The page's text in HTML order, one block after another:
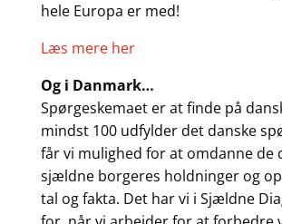
hele Europa er med!
Læs mere her
Og i Danmark…
Spørgeskemaet er at finde på
mindst 100 udfylder det danske
får vi mulighed for at omdanne de
sjældne borgeres holdninger og
tal og fakta. Det har vi i Sjældne